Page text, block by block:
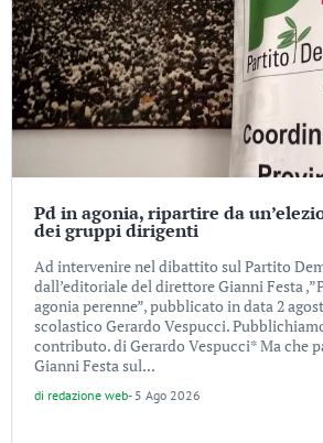
Pd in agonia, ripartire da
dei gruppi dirigenti
Ad intervenire nel dibattito sul Partito
dall’editoriale del direttore Gianni Festa
agonia perenne”, pubblicato in data 2
scolastico Gerardo Vespucci.
contributo. di Gerardo Vespucci* Ma che
Gianni Festa sul...
di redazione web- 5 Ago 2026